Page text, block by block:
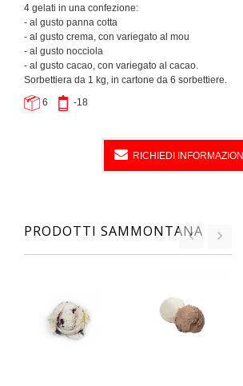
4 gelati in una confezione:
- al gusto panna cotta
- al gusto crema, con variegato al mou
- al gusto nocciola
- al gusto cacao, con variegato al cacao.
Sorbettiera da 1 kg, in cartone da 6 sorbettiere.
6 -18
RICHIEDI INFORMAZIONI
PRODOTTI SAMMONTANA